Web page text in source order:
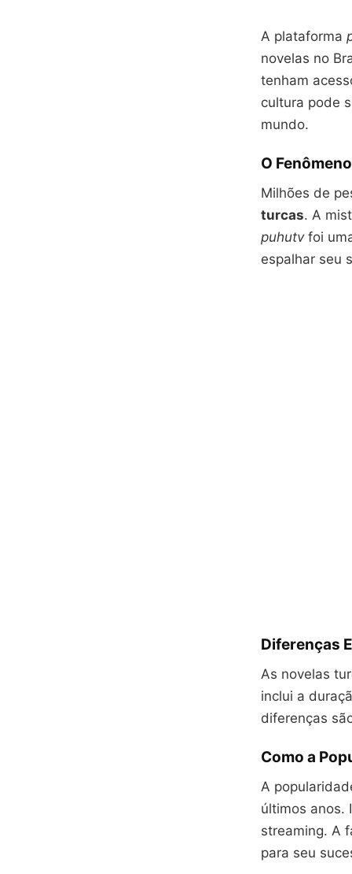
A plataforma
novelas no
tenham
cultura pode
mundo.
O
Milhões de
turcas. A
puhutvfoi
espalhar seu
Diferenças
As novelas
inclui a
diferenças
Como a
A
últimos anos.
streaming. A
para seu